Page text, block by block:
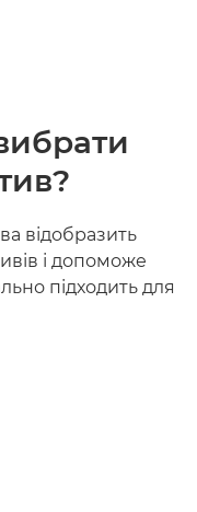
відобразить
і допоможе
підходить для